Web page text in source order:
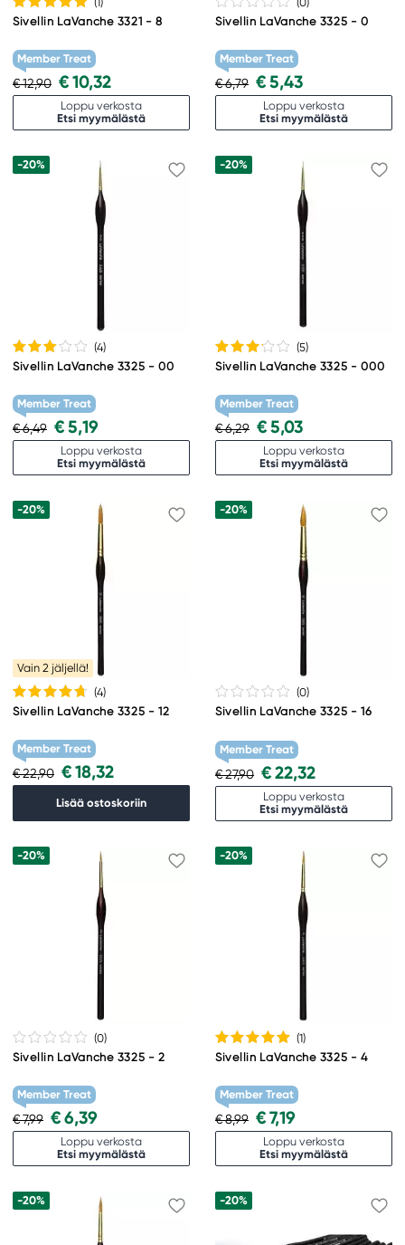
Sivellin LaVanche 3321 - 8
Member Treat
€ 12,90 € 10,32
Loppu verkosta
Etsi myymälästä
Sivellin LaVanche 3325 - 0
Member Treat
€ 6,79 € 5,43
Loppu verkosta
Etsi myymälästä
-20%
(4)
Sivellin LaVanche 3325 - 00
Member Treat
€ 6,49 € 5,19
Loppu verkosta
Etsi myymälästä
-20%
(5)
Sivellin LaVanche 3325 - 000
Member Treat
€ 6,29 € 5,03
Loppu verkosta
Etsi myymälästä
-20%
Vain 2 jäljellä!
(4)
Sivellin LaVanche 3325 - 12
Member Treat
€ 22,90 € 18,32
Lisää ostoskoriin
-20%
(0)
Sivellin LaVanche 3325 - 16
Member Treat
€ 27,90 € 22,32
Loppu verkosta
Etsi myymälästä
-20%
(0)
Sivellin LaVanche 3325 - 2
Member Treat
€ 7,99 € 6,39
Loppu verkosta
Etsi myymälästä
-20%
(1)
Sivellin LaVanche 3325 - 4
Member Treat
€ 8,99 € 7,19
Loppu verkosta
Etsi myymälästä
-20% -20%